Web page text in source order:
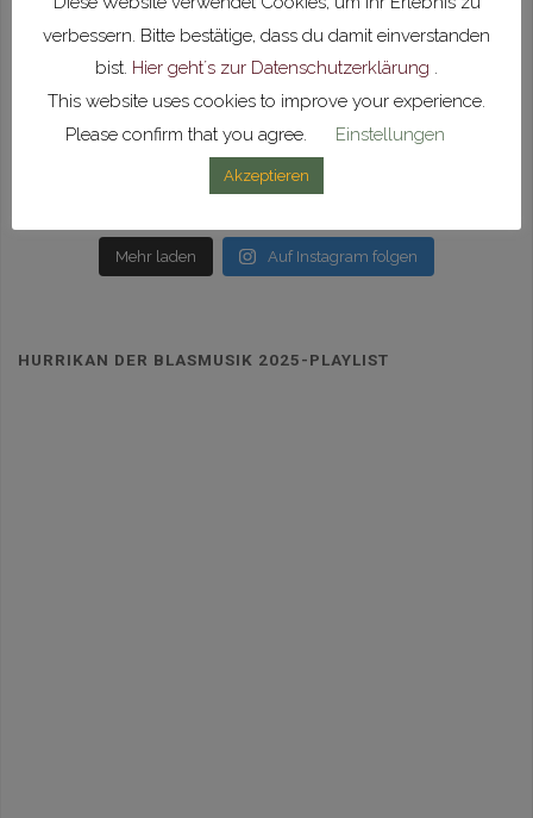
Kalender anzeigen
mvunlingen
Unser Glück ist Blasmusik 🎶
Mehr laden Auf Instagram folgen
HURRIKAN DER BLASMUSIK 2025-PLAYLIST
verbessern. Bitte bestätige, dass du damit einverstanden
bist. Hier geht´s zur Datenschutzerklärung .
This website uses cookies to improve your experience.
Please confirm that you agree.
Einstellungen
Akzeptieren